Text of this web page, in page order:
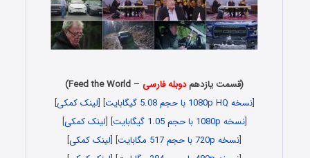
(قسمت یازدهمدوبله فارسی – Feed the World)
[نسخه 1080p HQ با حجم 5.08 گیگابایت ] [لینک کمکی]
[نسخه 1080p با حجم 1.05 گیگابایت ] [لینک کمکی]
[نسخه 720p با حجم 517 مگابایت ] [لینک کمکی]